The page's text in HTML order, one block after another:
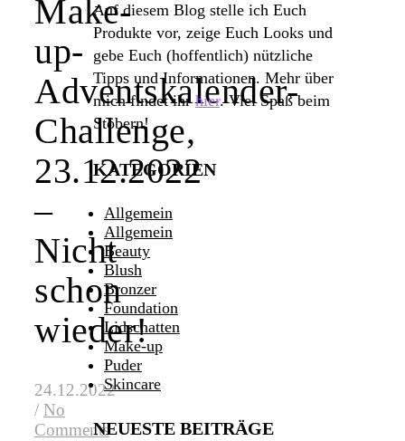
Make-
up-
Adventskalender-
Challenge,
23.12.2022
–
Nicht
schon
wieder!
24.12.2022
/ No
Comments
Auf diesem Blog stelle ich Euch
Produkte vor, zeige Euch Looks und
gebe Euch (hoffentlich) nützliche
Tipps und Informationen. Mehr über
mich findet ihrhier. Viel Spaß beim
Stöbern!
KATEGORIEN
Allgemein
Allgemein
Beauty
Blush
Bronzer
Foundation
Lidschatten
Make-up
Puder
Skincare
NEUESTE BEITRÄGE